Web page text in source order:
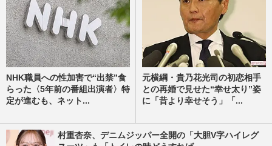
NHK職員への性加害で“出禁”食
らった〈5年前の番組出演者〉特
定が進むも、ネット...
元横綱・貴乃花光司の初恋相手
との再婚で見せた“幸せ太り”姿
に「昔より幸せそう」「...
村重杏奈、デニムジッパー全開の「大胆V字ハイレグ